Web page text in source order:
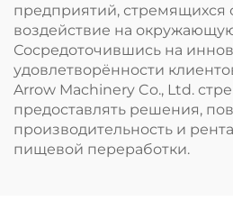
предприятий, стремящихся
воздействие на
Сосредоточившись на
удовлетворённости
Arrow Machinery Co., Ltd.
предоставлять решения,
производительность и
пищевой переработки.